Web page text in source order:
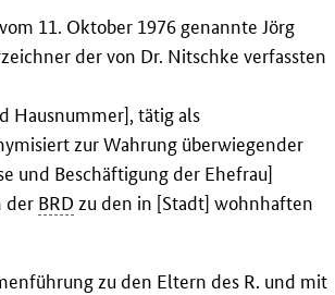
11. Oktober 1976 genannte Jörg
der von Dr. Nitschke verfassten
Hausnummer], tätig als
zur Wahrung überwiegender
und Beschäftigung der Ehefrau]
der BRD zu den in [Stadt] wohnhaften
zu den Eltern des R. und mit